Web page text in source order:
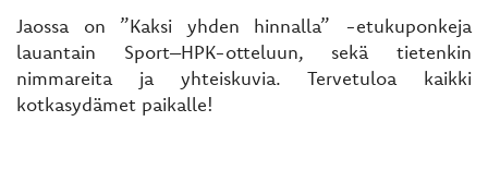
Jaossa on ”Kaksi yhden hinnalla” -etukuponkeja
lauantain Sport–HPK-otteluun, sekä tietenkin
nimmareita ja yhteiskuvia. Tervetuloa kaikki
kotkasydämet paikalle!